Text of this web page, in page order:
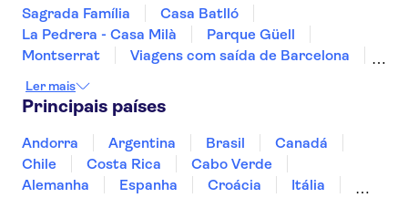
Sagrada Família
Casa Batlló
La Pedrera - Casa Milà
Parque Güell
Montserrat
Viagens com saída de Barcelona
Museu do Prado
Paseo del Arte
Museu Thyssen-Bornemisza
Estádio do Atlético de Madrid
Madrid Amusement Parks
Parque Warner
Ler mais
Principais países
Andorra Argentina Brasil
Canadá
Chile
Costa Rica
Cabo Verde
Alemanha
Espanha Croácia
Itália